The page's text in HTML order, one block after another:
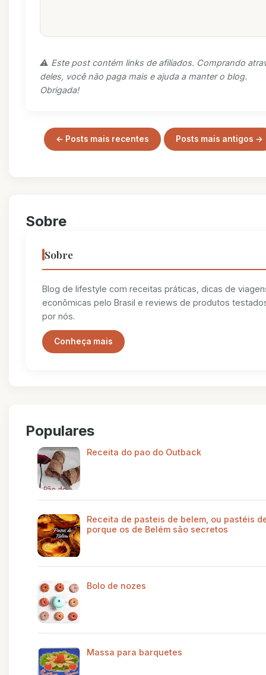
⚠️ Este post contém links de afiliados. Comprando
deles, você não paga mais e ajuda a manter o blog.
Obrigada!
← Posts mais recentes Posts mais antigos →
Sobre
Sobre
Blog de lifestyle com receitas práticas, dicas de
econômicas pelo Brasil e reviews de produtos
por nós.
Conheça mais
Populares
Receita do pao do Outback
Receita de pasteis de belem, ou pastéis
porque os de Belém são secretos
Bolo de nozes
Massa para barquetes